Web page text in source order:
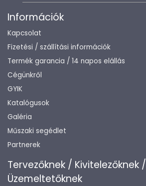
Információk
Kapcsolat
Fizetési / szállítási információk
Termék garancia / 14 napos elállás
Cégünkről
GYIK
Katalógusok
Galéria
Műszaki segédlet
Partnerek
Tervezőknek / Kivitelezőknek /
Üzemeltetőknek